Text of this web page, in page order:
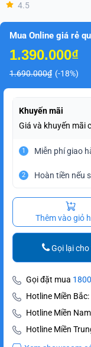
4.5
Mua Online giá rẻ
1.390.000₫
1.690.000₫ (-18%)
Khuyến mãi
Giá và khuyến mãi
1 Miễn phí giao
2 Hoàn tiền nếu
Thêm vào giỏ
Gọi lại
Gọi đặt mua
Hotline Miền Bắc:
Hotline Miền
Hotline Miền